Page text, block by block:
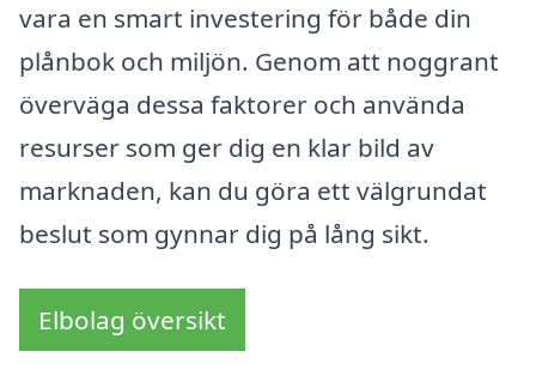
vara en smart investering för både din
plånbok och miljön. Genom att noggrant
överväga dessa faktorer och använda
resurser som ger dig en klar bild av
marknaden, kan du göra ett välgrundat
beslut som gynnar dig på lång sikt.
Elbolag översikt